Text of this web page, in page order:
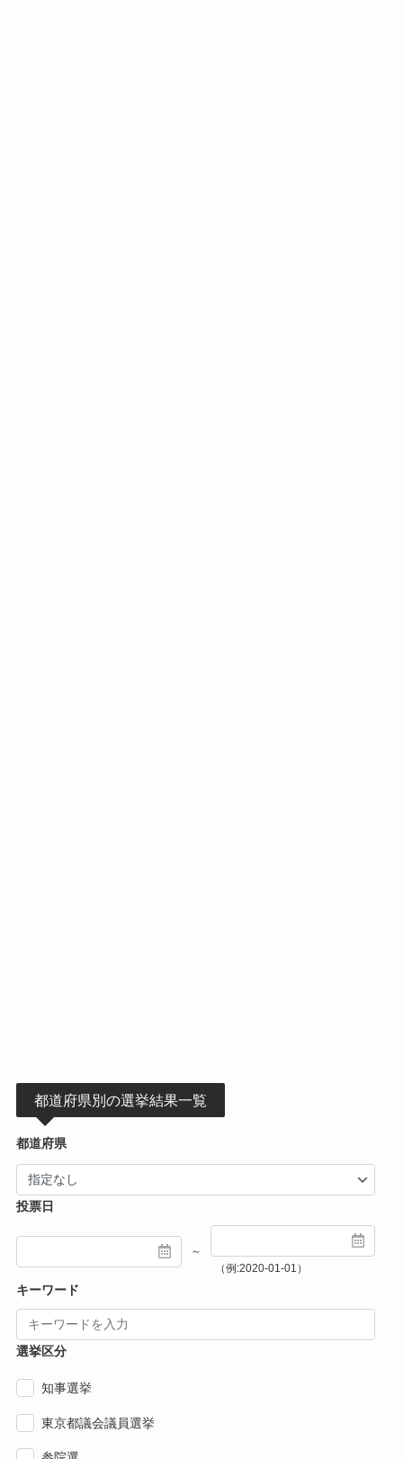
都道府県別の選挙結果一覧
都道府県
投票日
～
（例:2020-01-01）
キーワード
選挙区分
知事選挙
東京都議会議員選挙